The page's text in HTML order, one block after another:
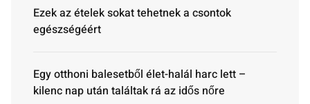
Ezek az ételek sokat tehetnek a csontok
egészségéért
Egy otthoni balesetből élet-halál harc lett –
kilenc nap után találtak rá az idős nőre